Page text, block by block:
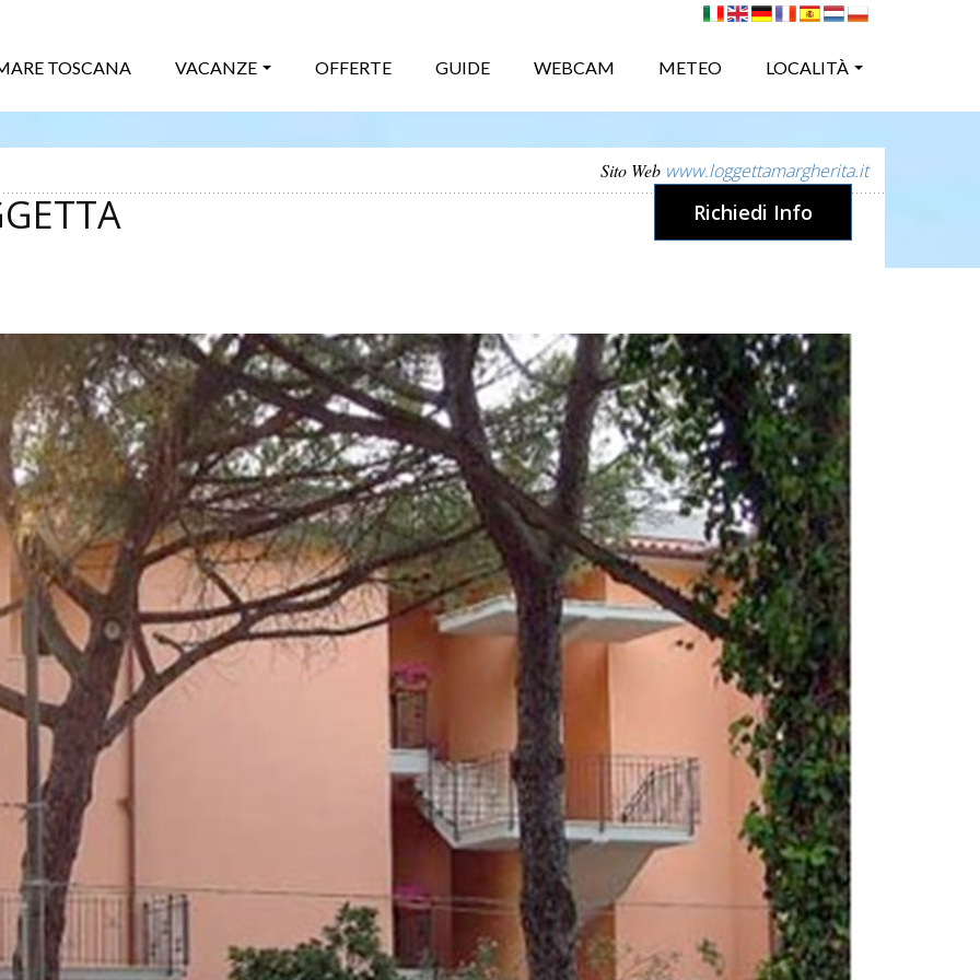
TOSCANA VACANZE OFFERTE GUIDE WEBCAM METEO LOCALITÀ
Sito Web www.loggettamargherita.it
Richiedi Info